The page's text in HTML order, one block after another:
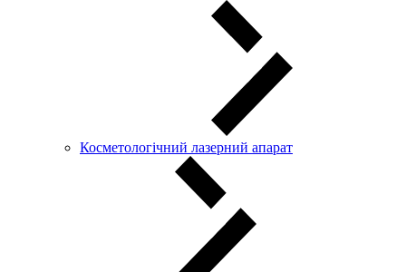
Косметологічний лазерний апарат